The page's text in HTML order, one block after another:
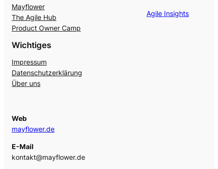
Mayflower
The Agile Hub
Product Owner Camp
Agile Insights
Wichtiges
Impressum
Datenschutzerklärung
Über uns
Web
mayflower.de
E-Mail
kontakt@mayflower.de